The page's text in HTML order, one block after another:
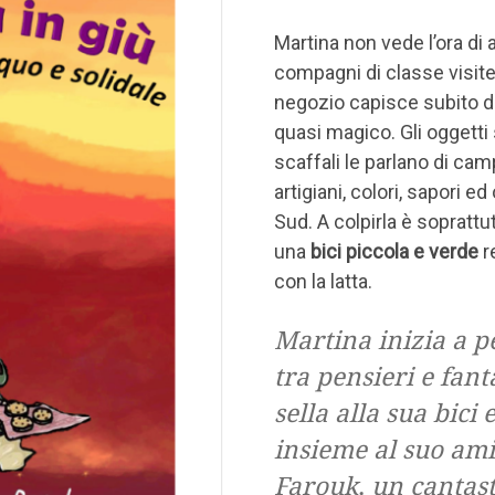
Martina non vede l’ora
compagni di classe
negozio capisce subito
quasi magico. Gli oggetti
scaffali le parlano di
artigiani, colori, sapori ed
Sud. A colpirla è
una bici piccola e verde
con la latta.
Martina inizia a
tra pensieri e
sella alla sua bici
insieme al suo
Farouk, un